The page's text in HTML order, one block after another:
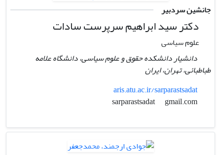
جانشین سردبیر
دکتر سید ابراهیم سرپرست سادات
علوم سیاسی
دانشیار دانشکده حقوق و علوم سیاسی، دانشگاه علامه
طباطبائی، تهران، ایران
aris.atu.ac.ir/sarparastsadat
gmail.com